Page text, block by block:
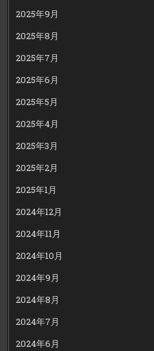
2025年9月
2025年8月
2025年7月
2025年6月
2025年5月
2025年4月
2025年3月
2025年2月
2025年1月
2024年12月
2024年11月
2024年10月
2024年9月
2024年8月
2024年7月
2024年6月